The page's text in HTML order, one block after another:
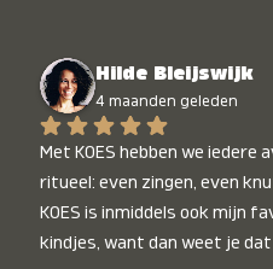
Hilde Bleijswijk
4 maanden geleden
Met KOES hebben we iedere
ritueel: even zingen, even
KOES is inmiddels ook mijn
kindjes, want dan weet je